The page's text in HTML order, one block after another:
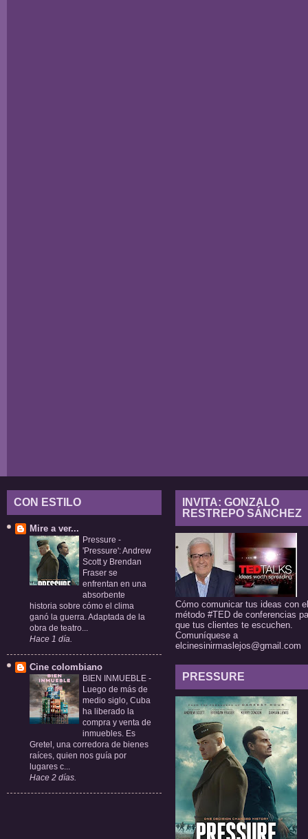
CON ESTILO
Mire a ver...
Pressure -
'Pressure': Andrew
Scott y Brendan
Fraser se
enfrentan en una
absorbente
historia sobre cómo el clima
ganó la guerra. Adaptada de la
obra de teatro...
Hace 1 día.
Cine colombiano
BIEN INMUEBLE -
Luego de más de
medio siglo, Cuba
ha liberado la
compra y venta de
inmuebles. Es
Gretel, una corredora de bienes
raíces, quien nos guía por
lugares c...
Hace 2 días.
INVITA: GONZALO
RESTREPO SÁNCHEZ
Cómo comunicar tus ideas con el
método #TED de conferencias
que tus clientes te escuchen.
Comuníquese a
elcinesinirmaslejos@gmail.com
PRESSURE